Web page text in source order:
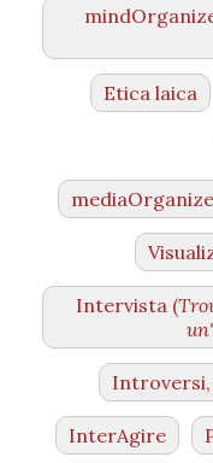
Etica laica
Intervista (
Introversi,
InterAgire